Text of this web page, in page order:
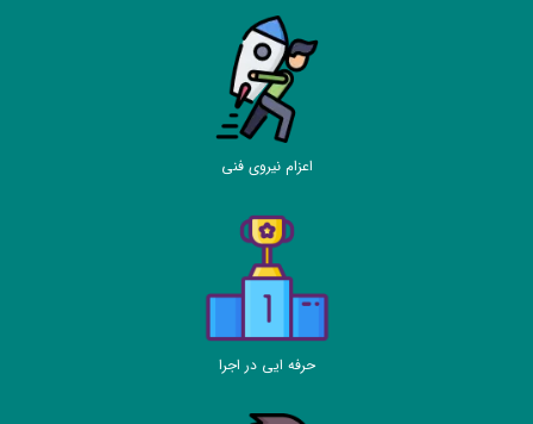
اعزام نیروی فنی
حرفه ایی در اجرا